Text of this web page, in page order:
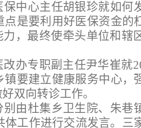
保中心主任胡银珍就如何
点是要利用好医保资金的
力，最终使牵头单位和辖
办专职副主任尹华崔就
镇要建立健康服务中心，
双向转诊工作。
别由杜集乡卫生院、朱巷
体工作进行交流发言。三